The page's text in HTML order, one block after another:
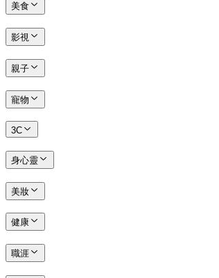
美食
影視
親子
寵物
3C
身心靈
美妝
健康
職涯